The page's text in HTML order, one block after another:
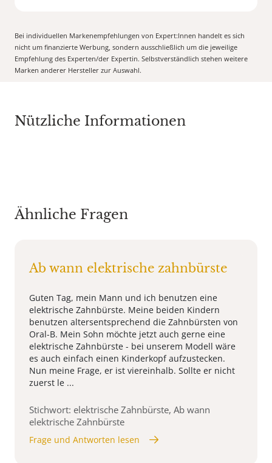
Bei individuellen Markenempfehlungen von Expert:Innen handelt es sich
nicht um finanzierte Werbung, sondern ausschließlich um die jeweilige
Empfehlung des Experten/der Expertin. Selbstverständlich stehen weitere
Marken anderer Hersteller zur Auswahl.
Nützliche Informationen
Ähnliche Fragen
Ab wann elektrische zahnbürste
Guten Tag, mein Mann und ich benutzen eine
elektrische Zahnbürste. Meine beiden Kindern
benutzen altersentsprechend die Zahnbürsten von
Oral-B. Mein Sohn möchte jetzt auch gerne eine
elektrische Zahnbürste - bei unserem Modell wäre
es auch einfach einen Kinderkopf aufzustecken.
Nun meine Frage, er ist viereinhalb. Sollte er nicht
zuerst le ...
Stichwort: elektrische Zahnbürste, Ab wann
elektrische Zahnbürste
Frage und Antworten lesen